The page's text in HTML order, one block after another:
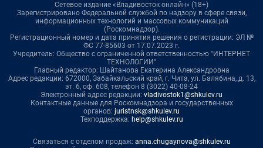
Сетевое издание «Владивосток онлайн» (18+)
Зарегистрировано Федеральной службой по надзору в сфере связи,
информационных технологий и массовых коммуникаций
(Роскомнадзор).
Регистрационный номер и дата принятия решения о регистрации: ЭЛ №
ФС 77-85603 от 17.07.2023 г.
Учредитель: Общество с ограниченной ответственностью "ИНТЕРНЕТ
ТЕХНОЛОГИИ"
Главный редактор: Шайтанова Екатерина Александровна
Адрес редакции: 672000, Забайкальский край, г. Чита, ул. Балябина, д. 13,
эт. 6, оф. 608, телефон 8 (3022) 40-08-24
Электронный адрес редакции: vladivostok1@shkulev.ru
Контактные данные для Роскомнадзора и государственных
органов: juristnsk@shkulev.ru
Техподдержка: help@shkulev.ru
Связаться с отделом продаж: anna.chugaynova@shkulev.ru